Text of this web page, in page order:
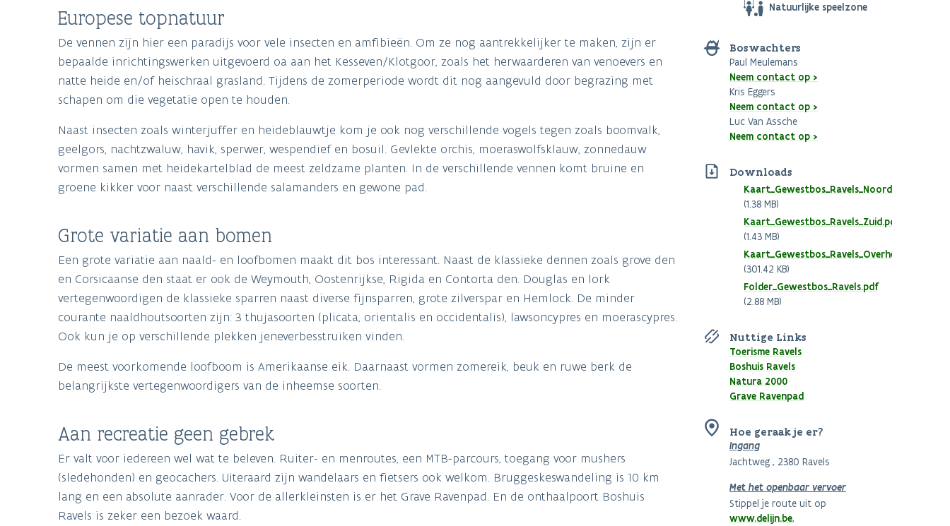
Europese topnatuur
De vennen zijn hier een paradijs voor vele insecten en amfibieën. Om ze nog aantrekkelijker te maken, zijn er
bepaalde inrichtingswerken uitgevoerd oa aan het Kesseven/Klotgoor, zoals het herwaarderen van venoevers en
natte heide en/of heischraal grasland. Tijdens de zomerperiode wordt dit nog aangevuld door begrazing met
schapen om die vegetatie open te houden.
Naast insecten zoals winterjuffer en heideblauwtje kom je ook nog verschillende vogels tegen zoals boomvalk,
geelgors, nachtzwaluw, havik, sperwer, wespendief en bosuil. Gevlekte orchis, moeraswolfsklauw, zonnedauw
vormen samen met heidekartelblad de meest zeldzame planten. In de verschillende vennen komt bruine en
groene kikker voor naast verschillende salamanders en gewone pad.
Grote variatie aan bomen
Een grote variatie aan naald- en loofbomen maakt dit bos interessant. Naast de klassieke dennen zoals grove den
en Corsicaanse den staat er ook de Weymouth, Oostenrijkse, Rigida en Contorta den. Douglas en lork
vertegenwoordigen de klassieke sparren naast diverse fijnsparren, grote zilverspar en Hemlock. De minder
courante naaldhoutsoorten zijn: 3 thujasoorten (plicata, orientalis en occidentalis), lawsoncypres en moerascypres.
Ook kun je op verschillende plekken jeneverbesstruiken vinden.
De meest voorkomende loofboom is Amerikaanse eik. Daarnaast vormen zomereik, beuk en ruwe berk de
belangrijkste vertegenwoordigers van de inheemse soorten.
Aan recreatie geen gebrek
Er valt voor iedereen wel wat te beleven. Ruiter- en menroutes, een MTB-parcours, toegang voor mushers
(sledehonden) en geocachers. Uiteraard zijn wandelaars en fietsers ook welkom. Bruggeskeswandeling is 10 km
lang en een absolute aanrader. Voor de allerkleinsten is er het Grave Ravenpad. En de onthaalpoort Boshuis
Ravels is zeker een bezoek waard.
Natuurlijke speelzone
Boswachters
Paul Meulemans
Neem contact op >
Kris Eggers
Neem contact op >
Luc Van Assche
Neem contact op >
Downloads
Document
Kaart_Gewestbos_Ravels_Noord.pdf
(1.38 MB)
Document
Kaart_Gewestbos_Ravels_Zuid.pdf
(1.43 MB)
Document
Kaart_Gewestbos_Ravels_Overheide.pdf
(301.42 KB)
Document
Folder_Gewestbos_Ravels.pdf
(2.88 MB)
Nuttige Links
Toerisme Ravels
Boshuis Ravels
Natura 2000
Grave Ravenpad
Hoe geraak je er?
Ingang
Jachtweg , 2380 Ravels
Met het openbaar vervoer
Stippel je route uit op
www.delijn.be,